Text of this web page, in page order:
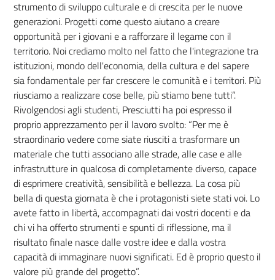
strumento di sviluppo culturale e di crescita per le nuove
generazioni. Progetti come questo aiutano a creare
opportunità per i giovani e a rafforzare il legame con il
territorio. Noi crediamo molto nel fatto che l'integrazione tra
istituzioni, mondo dell'economia, della cultura e del sapere
sia fondamentale per far crescere le comunità e i territori. Più
riusciamo a realizzare cose belle, più stiamo bene tutti”.
Rivolgendosi agli studenti, Presciutti ha poi espresso il
proprio apprezzamento per il lavoro svolto: “Per me è
straordinario vedere come siate riusciti a trasformare un
materiale che tutti associano alle strade, alle case e alle
infrastrutture in qualcosa di completamente diverso, capace
di esprimere creatività, sensibilità e bellezza. La cosa più
bella di questa giornata è che i protagonisti siete stati voi. Lo
avete fatto in libertà, accompagnati dai vostri docenti e da
chi vi ha offerto strumenti e spunti di riflessione, ma il
risultato finale nasce dalle vostre idee e dalla vostra
capacità di immaginare nuovi significati. Ed è proprio questo il
valore più grande del progetto”.